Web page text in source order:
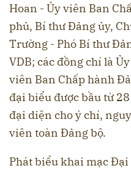
Hoan - Ủy viên Ban
phủ, Bí thư Đảng ủy,
Trường - Phó Bí thư
VDB; các đồng chí là
viên Ban Chấp hành
đại biểu được bầu từ
đại diện cho ý chí,
viên toàn Đảng bộ.
Phát biểu khai mạc